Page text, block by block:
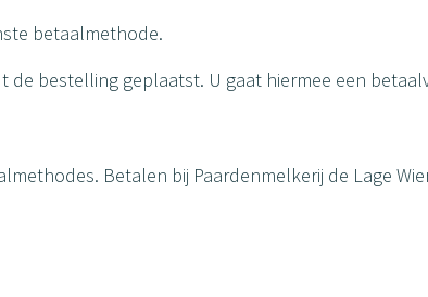
betaalmethode.
de bestelling geplaatst. U gaat hiermee een
Betalen bij Paardenmelkerij de Lage